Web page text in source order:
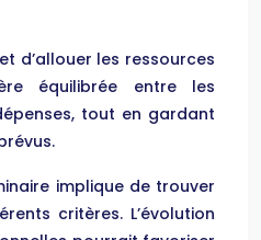
d’allouer les ressources
équilibrée entre les
tout en gardant
implique de trouver
critères. L’évolution